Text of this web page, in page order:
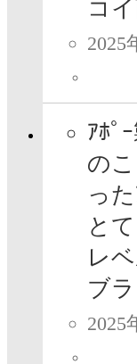
コイ
2025
ｱﾎﾟ
の
っ
と
レ
ブ
2025